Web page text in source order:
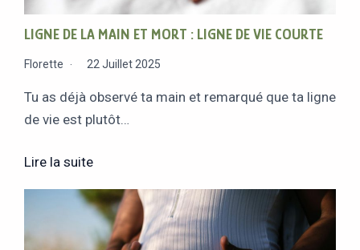
LIGNE DE LA MAIN ET MORT : LIGNE DE VIE COURTE
Florette 22 Juillet 2025
Tu as déjà observé ta main et remarqué que ta ligne
de vie est plutôt…
Lire la suite